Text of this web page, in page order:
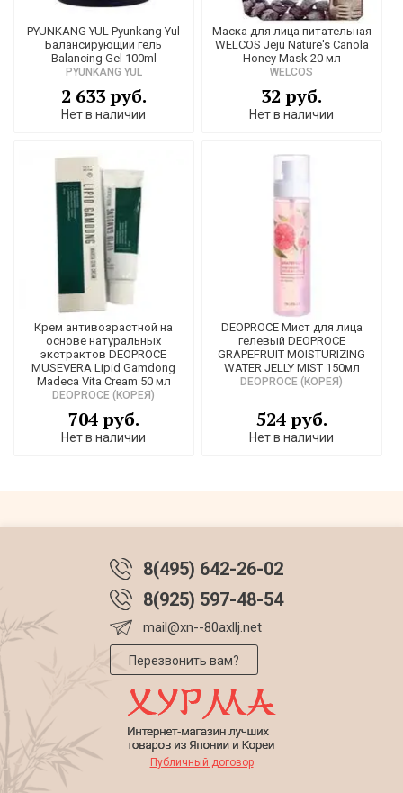
PYUNKANG YUL Pyunkang Yul
Балансирующий гель
Balancing Gel 100ml
PYUNKANG YUL
2 633 руб.
Нет в наличии
Маска для лица питательная
WELCOS Jeju Nature's Canola
Honey Mask 20 мл
WELCOS
32 руб.
Нет в наличии
Крем антивозрастной на
основе натуральных
экстрактов DEOPROCE
MUSEVERA Lipid Gamdong
Madeca Vita Cream 50 мл
DEOPROCE (КОРЕЯ)
704 руб.
Нет в наличии
DEOPROCE Мист для лица
гелевый DEOPROCE
GRAPEFRUIT MOISTURIZING
WATER JELLY MIST 150мл
DEOPROCE (КОРЕЯ)
524 руб.
Нет в наличии
Публичный договор
8(495) 642-26-02
8(925) 597-48-54
mail@xn--80axllj.net
Перезвонить вам?